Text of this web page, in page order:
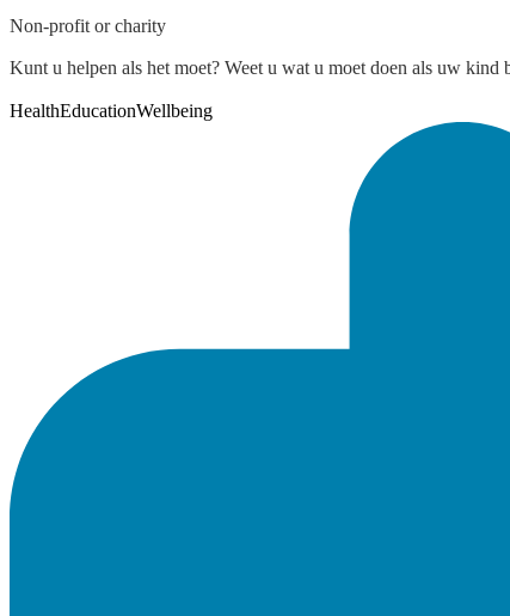
Non-profit or charity
Kunt u helpen als het moet? Weet u wat u moet doen als uw
HealthEducationWellbeing